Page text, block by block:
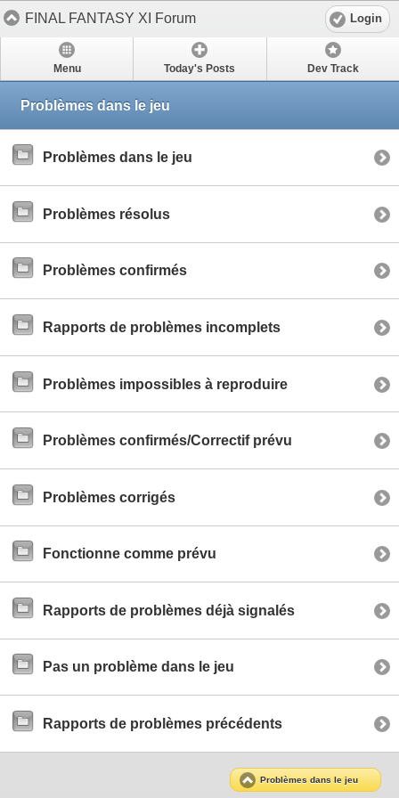
FINAL FANTASY XI Forum Login
Menu Today's Posts Dev Track
Problèmes dans le jeu
Problèmes dans le jeu
Problèmes résolus
Problèmes confirmés
Rapports de problèmes incomplets
Problèmes impossibles à reproduire
Problèmes confirmés/Correctif prévu
Problèmes corrigés
Fonctionne comme prévu
Rapports de problèmes déjà signalés
Pas un problème dans le jeu
Rapports de problèmes précédents
Problèmes dans le jeu